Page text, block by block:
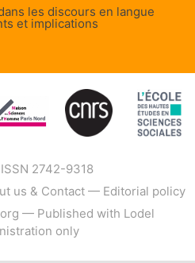
les discours en langue
et implications
2742-9318
us & Contact— Editorial policy
— Published with Lodel
only